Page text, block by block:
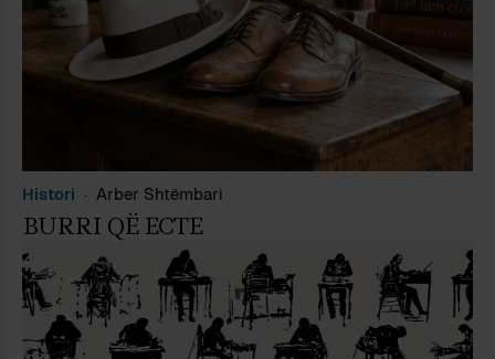
Histori Arber Shtëmbari
BURRI QË ECTE